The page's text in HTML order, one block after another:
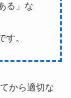
る」な
す。
から適切な